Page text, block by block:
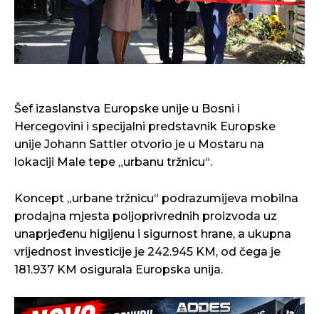
Šef izaslanstva Europske unije u Bosni i
Hercegovini i specijalni predstavnik Europske
unije Johann Sattler otvorio je u Mostaru na
lokaciji Male tepe „urbanu tržnicu“.
Koncept „urbane tržnicu“ podrazumijeva mobilna
prodajna mjesta poljoprivrednih proizvoda uz
unaprjeđenu higijenu i sigurnost hrane, a ukupna
vrijednost investicije je 242.945 KM, od čega je
181.937 KM osigurala Europska unija.